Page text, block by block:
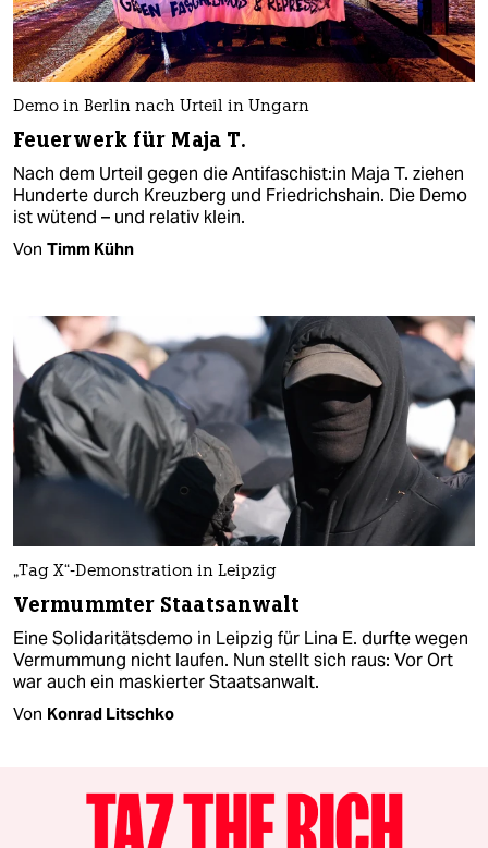
Demo in Berlin nach Urteil in Ungarn
Feuerwerk für Maja T.
Nach dem Urteil gegen die An­ti­fa­schis­t:in Maja T. ziehen
Hunderte durch Kreuzberg und Friedrichshain. Die Demo
ist wütend – und relativ klein.
Von Timm Kühn
„Tag X“-Demonstration in Leipzig
Vermummter Staatsanwalt
Eine Solidaritätsdemo in Leipzig für Lina E. durfte wegen
Vermummung nicht laufen. Nun stellt sich raus: Vor Ort
war auch ein maskierter Staatsanwalt.
Von Konrad Litschko